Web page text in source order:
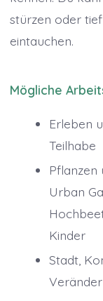
stürzen oder
eintauchen.
Mögliche
Erleben
Teilhabe
Pflanzen
Urban
Kinder
Stadt,